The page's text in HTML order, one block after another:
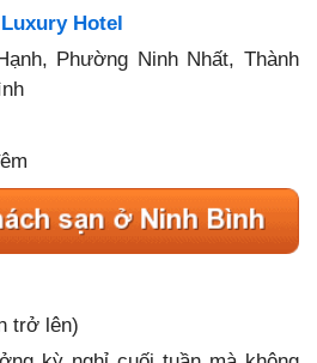
Hotel
Phường Ninh Nhất, Thành
trở lên)